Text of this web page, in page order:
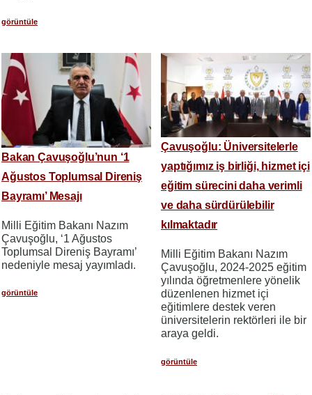
görüntüle
Bakan Çavuşoğlu’nun ‘1
Ağustos Toplumsal Direniş
Bayramı’ Mesajı
Milli Eğitim Bakanı Nazım
Çavuşoğlu, ‘1 Ağustos
Toplumsal Direniş Bayramı’
nedeniyle mesaj yayımladı.
görüntüle
Çavuşoğlu: Üniversitelerle
yaptığımız iş birliği, hizmet içi
eğitim sürecini daha verimli
ve daha sürdürülebilir
kılmaktadır
Milli Eğitim Bakanı Nazım
Çavuşoğlu, 2024-2025 eğitim
yılında öğretmenlere yönelik
düzenlenen hizmet içi
eğitimlere destek veren
üniversitelerin rektörleri ile bir
araya geldi.
görüntüle